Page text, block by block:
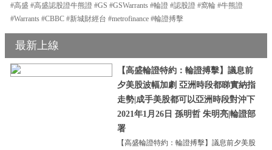
#高盛 #高盛認股證牛熊證 #GS #GSWarrants #輪證 #認股證 #窩輪 #牛熊證
#Warrants #CBBC #新城財經台 #metrofinance #輪證搏擊
最新上線
【高盛輪證特約：輪證搏擊】議息前
夕美股波幅加劇 亞洲時段都睇實納指
走勢|成手美股都可以亞洲時段對沖下
2021年1月26日 孫明哲 朱明亮|輪證部
署
【高盛輪證特約：輪證搏擊】議息前夕美股